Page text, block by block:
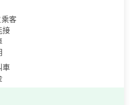
客
接
車